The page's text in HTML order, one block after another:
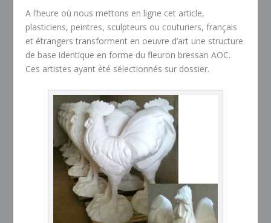
A l’heure où nous mettons en ligne cet article,
plasticiens, peintres, sculpteurs ou couturiers, français
et étrangers transforment en oeuvre d’art une structure
de base identique en forme du fleuron bressan AOC.
Ces artistes ayant été sélectionnés sur dossier.